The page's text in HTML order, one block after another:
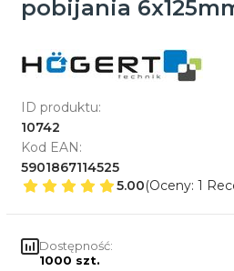
pobijania
ID produktu:
10742
Kod EAN:
5901867114525
5.00(Oceny: 1
Dostępność:
1000 szt.